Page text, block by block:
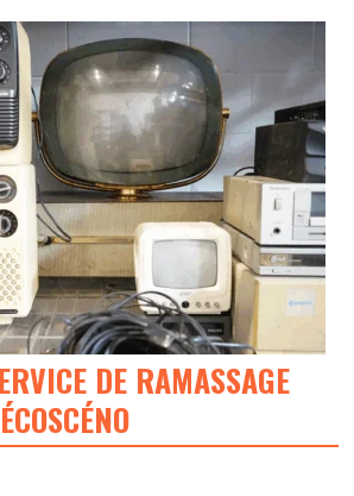
DE RAMASSAGE